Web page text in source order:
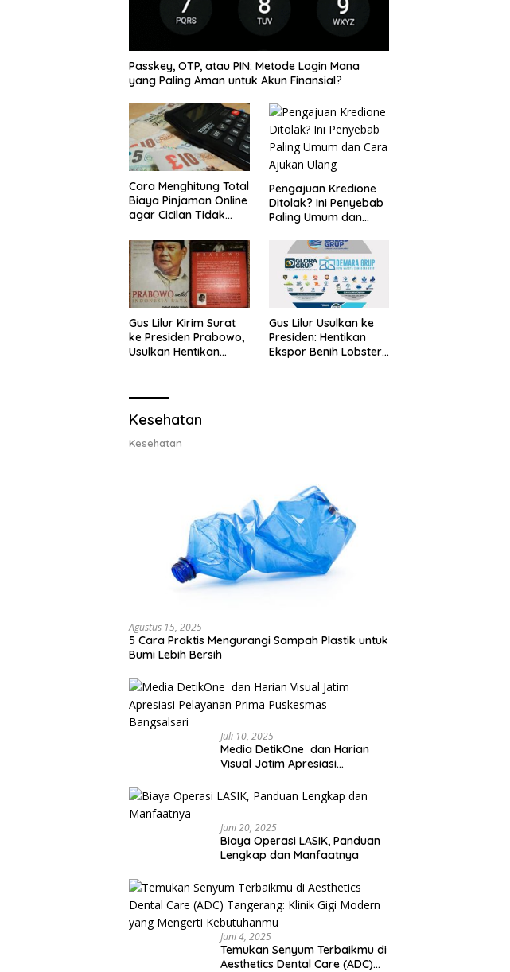
Passkey, OTP, atau PIN: Metode Login Mana
yang Paling Aman untuk Akun Finansial?
Cara Menghitung Total
Biaya Pinjaman Online
agar Cicilan Tidak
Pengajuan Kredione
Ditolak? Ini Penyebab
Paling Umum dan
Gus Lilur Kirim Surat
ke Presiden Prabowo,
Usulkan Hentikan
Lobster 50 Gram
Gus Lilur Usulkan ke
Presiden: Hentikan
Ekspor Benih Lobster,
Kesehatan
Kesehatan
Agustus 15, 2025
5 Cara Praktis Mengurangi Sampah Plastik untuk
Bumi Lebih Bersih
Juli 10, 2025
Media DetikOne dan Harian
Visual Jatim Apresiasi
Bangsalsari
Juni 20, 2025
Biaya Operasi LASIK, Panduan
Lengkap dan Manfaatnya
Juni 4, 2025
Temukan Senyum Terbaikmu di
Aesthetics Dental Care (ADC)